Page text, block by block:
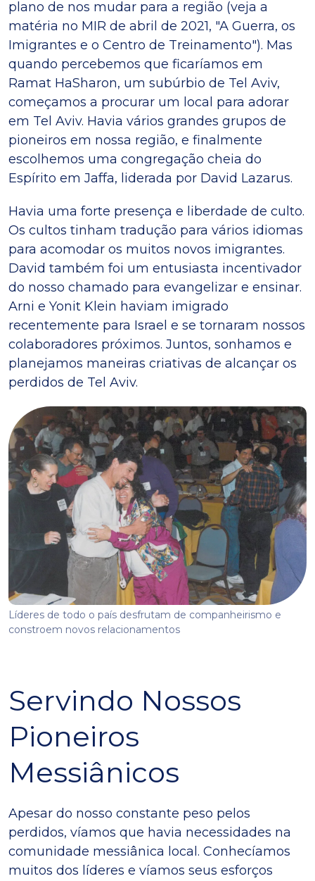
plano de nos mudar para a região (veja a
matéria no MIR de abril de 2021, "A Guerra, os
Imigrantes e o Centro de Treinamento"). Mas
quando percebemos que ficaríamos em
Ramat HaSharon, um subúrbio de Tel Aviv,
começamos a procurar um local para adorar
em Tel Aviv. Havia vários grandes grupos de
pioneiros em nossa região, e finalmente
escolhemos uma congregação cheia do
Espírito em Jaffa, liderada por David Lazarus.
Havia uma forte presença e liberdade de culto.
Os cultos tinham tradução para vários idiomas
para acomodar os muitos novos imigrantes.
David também foi um entusiasta incentivador
do nosso chamado para evangelizar e ensinar.
Arni e Yonit Klein haviam imigrado
recentemente para Israel e se tornaram nossos
colaboradores próximos. Juntos, sonhamos e
planejamos maneiras criativas de alcançar os
perdidos de Tel Aviv.
Líderes de todo o país desfrutam de companheirismo e
constroem novos relacionamentos
Servindo Nossos
Pioneiros
Messiânicos
Apesar do nosso constante peso pelos
perdidos, víamos que havia necessidades na
comunidade messiânica local. Conhecíamos
muitos dos líderes e víamos seus esforços